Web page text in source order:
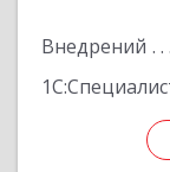
Внедрений